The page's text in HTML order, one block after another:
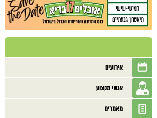
אירועים
אנשי מקצוע
מאמרים